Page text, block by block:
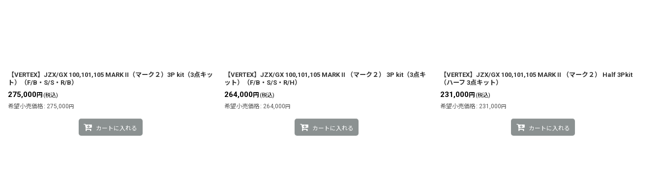
絞り込む
【VERTEX】JZX/GX 100,101,105 MARK II（マーク２）3P kit（3点キッ
ト）（F/B・S/S・R/B）
275,000円 (税込)
希望小売価格 : 275,000円
カートに入れる
【VERTEX】JZX/GX 100,101,105 MARK II （マーク２） 3P kit（3点キ
ット）（F/B・S/S・R/H）
264,000円 (税込)
希望小売価格 : 264,000円
カートに入れる
【VERTEX】JZX/GX 100,101,105 MARK II （マーク２） Half 3Pkit
（ハーフ 3点キット）
231,000円 (税込)
希望小売価格 : 231,000円
カートに入れる